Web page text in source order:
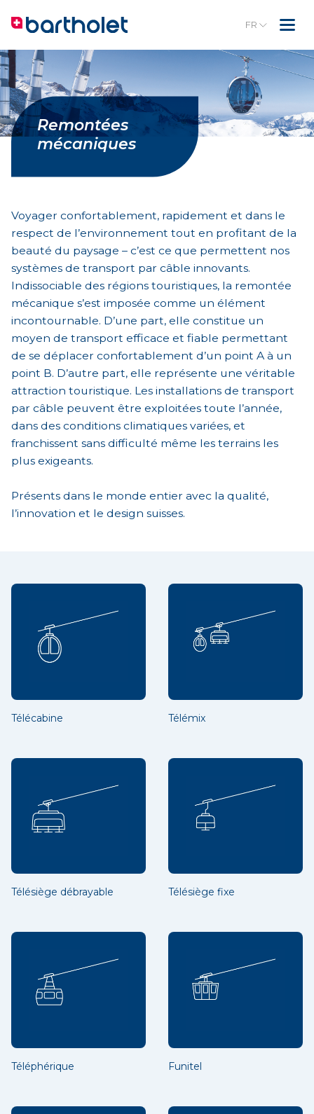
FR
Remontées
mécaniques
Voyager confortablement, rapidement et dans le
respect de l’environnement tout en profitant de la
beauté du paysage – c’est ce que permettent nos
systèmes de transport par câble innovants.
Indissociable des régions touristiques, la remontée
mécanique s’est imposée comme un élément
incontournable. D’une part, elle constitue un
moyen de transport efficace et fiable permettant
de se déplacer confortablement d’un point A à un
point B. D’autre part, elle représente une véritable
attraction touristique. Les installations de transport
par câble peuvent être exploitées toute l’année,
dans des conditions climatiques variées, et
franchissent sans difficulté même les terrains les
plus exigeants.
Présents dans le monde entier avec la qualité,
l’innovation et le design suisses.
Télécabine Télémix
Télésiège débrayable Télésiège fixe
Téléphérique Funitel